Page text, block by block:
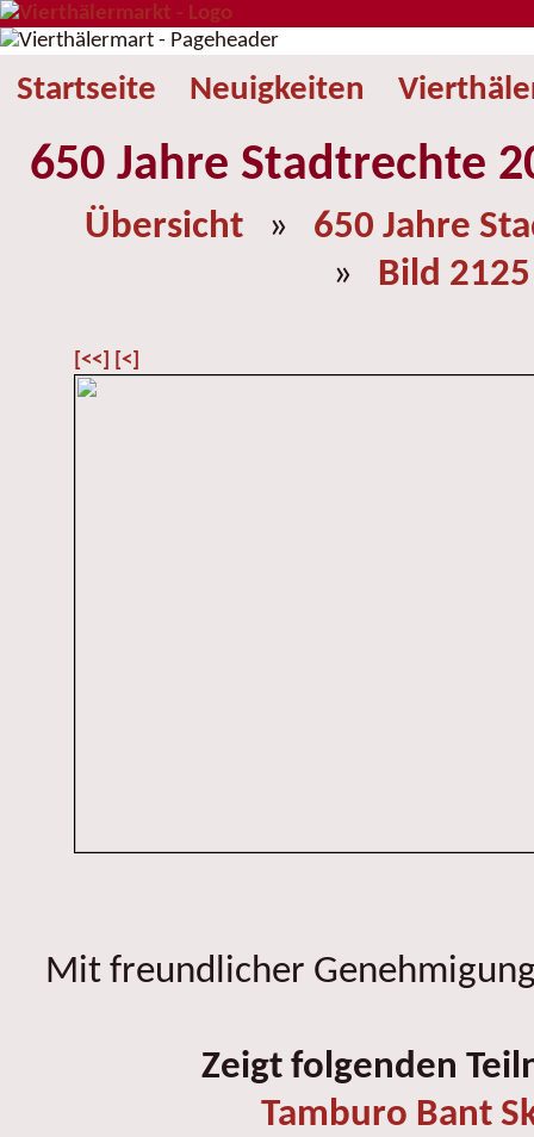
Startseite Neuigkeiten
650 Jahre Stadtrechte
Übersicht » 650 Jahre
» Bild 2125
[<<] [<]
Mit freundlicher
Zeigt folgenden
Tamburo Bant